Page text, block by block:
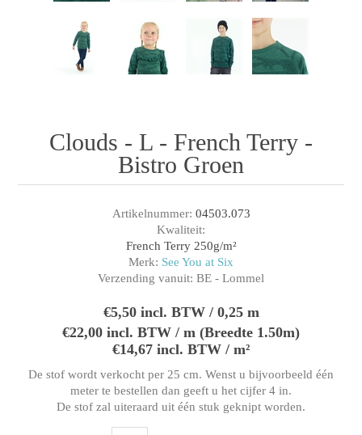
Clouds - L - French Terry -
Bistro Groen
Artikelnummer: 04503.073
Kwaliteit:
French Terry 250g/m²
Merk: See You at Six
Verzending vanuit: BE - Lommel
€5,50 incl. BTW / 0,25 m
€22,00 incl. BTW / m (Breedte 1.50m)
€14,67 incl. BTW / m²
De stof wordt verkocht per 25 cm. Wenst u bijvoorbeeld één
meter te bestellen dan geeft u het cijfer 4 in.
De stof zal uiteraard uit één stuk geknipt worden.